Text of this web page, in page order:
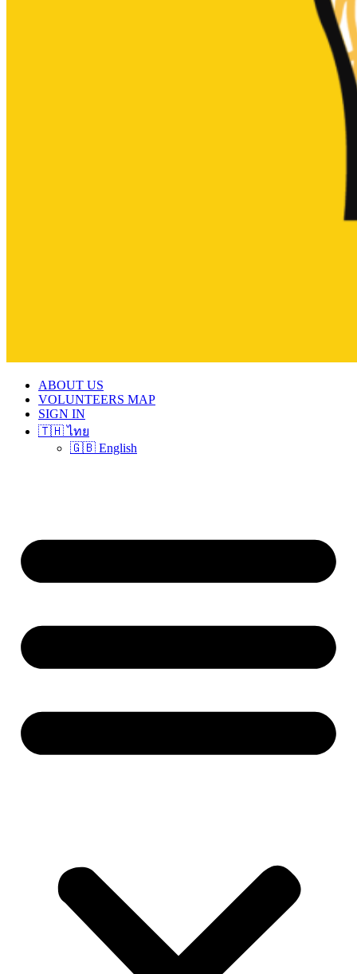
ABOUT US
VOLUNTEERS MAP
SIGN IN
🇹🇭 ไทย
🇬🇧 English